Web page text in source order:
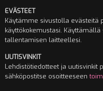
EVÄSTEET
Käytämme sivustolla evästeitä
käyttökokemustasi.
tallentamisen laitteellesi.
UUTISVINKIT
Lehdistötiedotteet ja uutisvinkit
sähköpostitse osoitteeseen